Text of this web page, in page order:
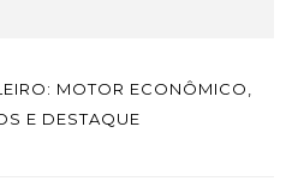
MOTOR ECONÔMICO,
E DESTAQUE